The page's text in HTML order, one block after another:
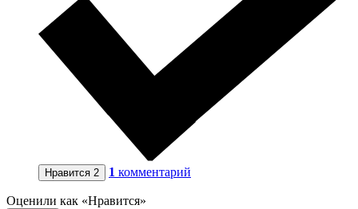
Нравится 2 1 комментарий
Оценили как «Нравится»